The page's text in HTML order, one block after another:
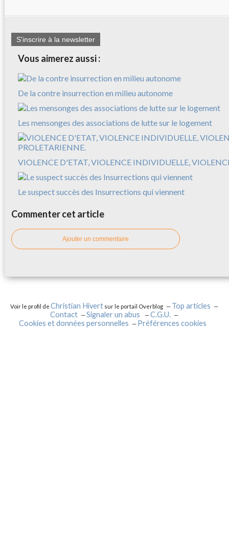
S'inscrire à la newsletter
Vous aimerez aussi :
De la contre insurrection en milieu autonome
Les mensonges des associations de lutte sur le logement
VIOLENCE D'ETAT, VIOLENCE INDIVIDUELLE,
Le suspect succès des Insurrections qui viennent
Commenter cet article
Ajouter un commentaire
Voir le profil deChristian Hivert sur le portail Overblog
Top articles
Contact
Signaler un abus
C.G.U.
Cookies et données personnelles
Préférences cookies